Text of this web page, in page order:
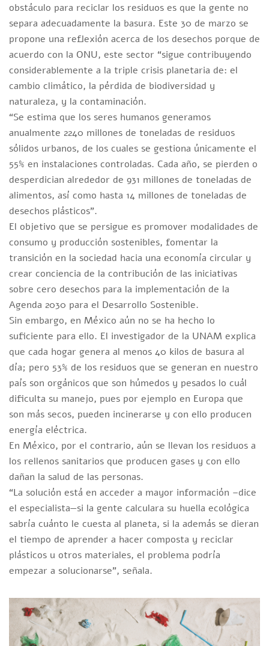
obstáculo para reciclar los residuos es que la gente no
separa adecuadamente la basura. Este 30 de marzo se
propone una reflexión acerca de los desechos porque de
acuerdo con la ONU, este sector “sigue contribuyendo
considerablemente a la triple crisis planetaria de: el
cambio climático, la pérdida de biodiversidad y
naturaleza, y la contaminación.
“Se estima que los seres humanos generamos
anualmente 2240 millones de toneladas de residuos
sólidos urbanos, de los cuales se gestiona únicamente el
55% en instalaciones controladas. Cada año, se pierden o
desperdician alrededor de 931 millones de toneladas de
alimentos, así como hasta 14 millones de toneladas de
desechos plásticos”.
El objetivo que se persigue es promover modalidades de
consumo y producción sostenibles, fomentar la
transición en la sociedad hacia una economía circular y
crear conciencia de la contribución de las iniciativas
sobre cero desechos para la implementación de la
Agenda 2030 para el Desarrollo Sostenible.
Sin embargo, en México aún no se ha hecho lo
suficiente para ello. El investigador de la UNAM explica
que cada hogar genera al menos 40 kilos de basura al
día; pero 53% de los residuos que se generan en nuestro
país son orgánicos que son húmedos y pesados lo cuál
dificulta su manejo, pues por ejemplo en Europa que
son más secos, pueden incinerarse y con ello producen
energía eléctrica.
En México, por el contrario, aún se llevan los residuos a
los rellenos sanitarios que producen gases y con ello
dañan la salud de las personas.
“La solución está en acceder a mayor información –dice
el especialista—si la gente calculara su huella ecológica
sabría cuánto le cuesta al planeta, si la además se dieran
el tiempo de aprender a hacer composta y reciclar
plásticos u otros materiales, el problema podría
empezar a solucionarse”, señala.